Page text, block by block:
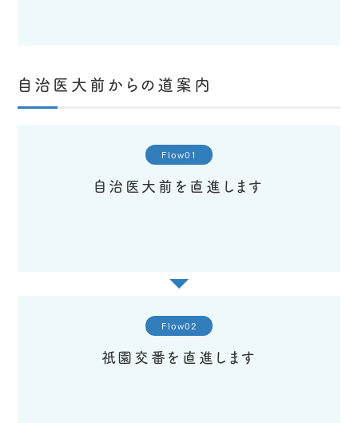
自治医大前からの道案内
Flow01
自治医大前を直進します
Flow02
祇園交番を直進します